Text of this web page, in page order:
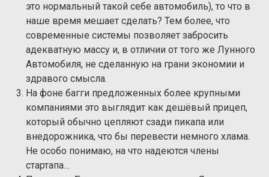
это нормальный такой себе автомобиль), то что в
наше время мешает сделать? Тем более, что
современные системы позволяет забросить
адекватную массу и, в отличии от того же Лунного
Автомобиля, не сделанную на грани экономии и
здравого смысла.
На фоне багги предложенных более крупными
компаниями это выглядит как дешёвый прицеп,
который обычно цепляют сзади пикапа или
внедорожника, что бы перевести немного хлама.
Не особо понимаю, на что надеются члены
стартапа…